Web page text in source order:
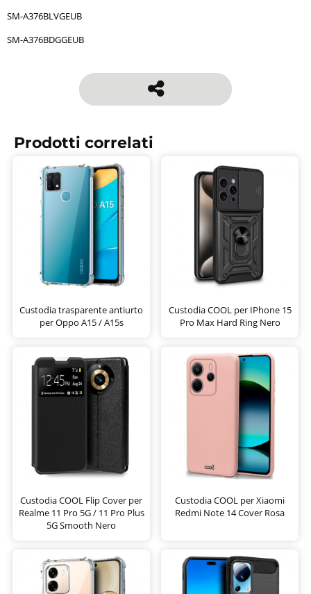
SM-A376BLVGEUB
SM-A376BDGGEUB
Prodotti correlati
Custodia trasparente antiurto
per Oppo A15 / A15s
Custodia COOL per IPhone 15
Pro Max Hard Ring Nero
Custodia COOL Flip Cover per
Realme 11 Pro 5G / 11 Pro Plus
5G Smooth Nero
Custodia COOL per Xiaomi
Redmi Note 14 Cover Rosa